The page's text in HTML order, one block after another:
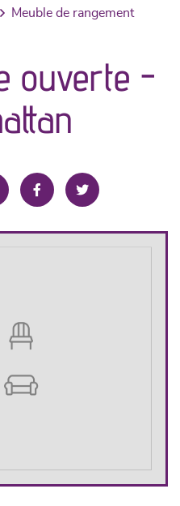
meuble de rangement
ouverte -